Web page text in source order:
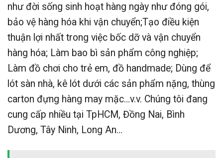
như đời sống sinh hoạt hàng ngày như đóng gói,
bảo vệ hàng hóa khi vận chuyển;Tạo điều kiện
thuận lợi nhất trong việc bốc dỡ và vận chuyển
hàng hóa; Làm bao bì sản phẩm công nghiệp;
Làm đồ chơi cho trẻ em, đồ handmade; Dùng để
lót sàn nhà, kê lót dưới các sản phẩm nặng, thùng
carton đựng hàng may mặc…v.v. Chúng tôi đang
cung cấp nhiều tại TpHCM, Đồng Nai, Bình
Dương, Tây Ninh, Long An…